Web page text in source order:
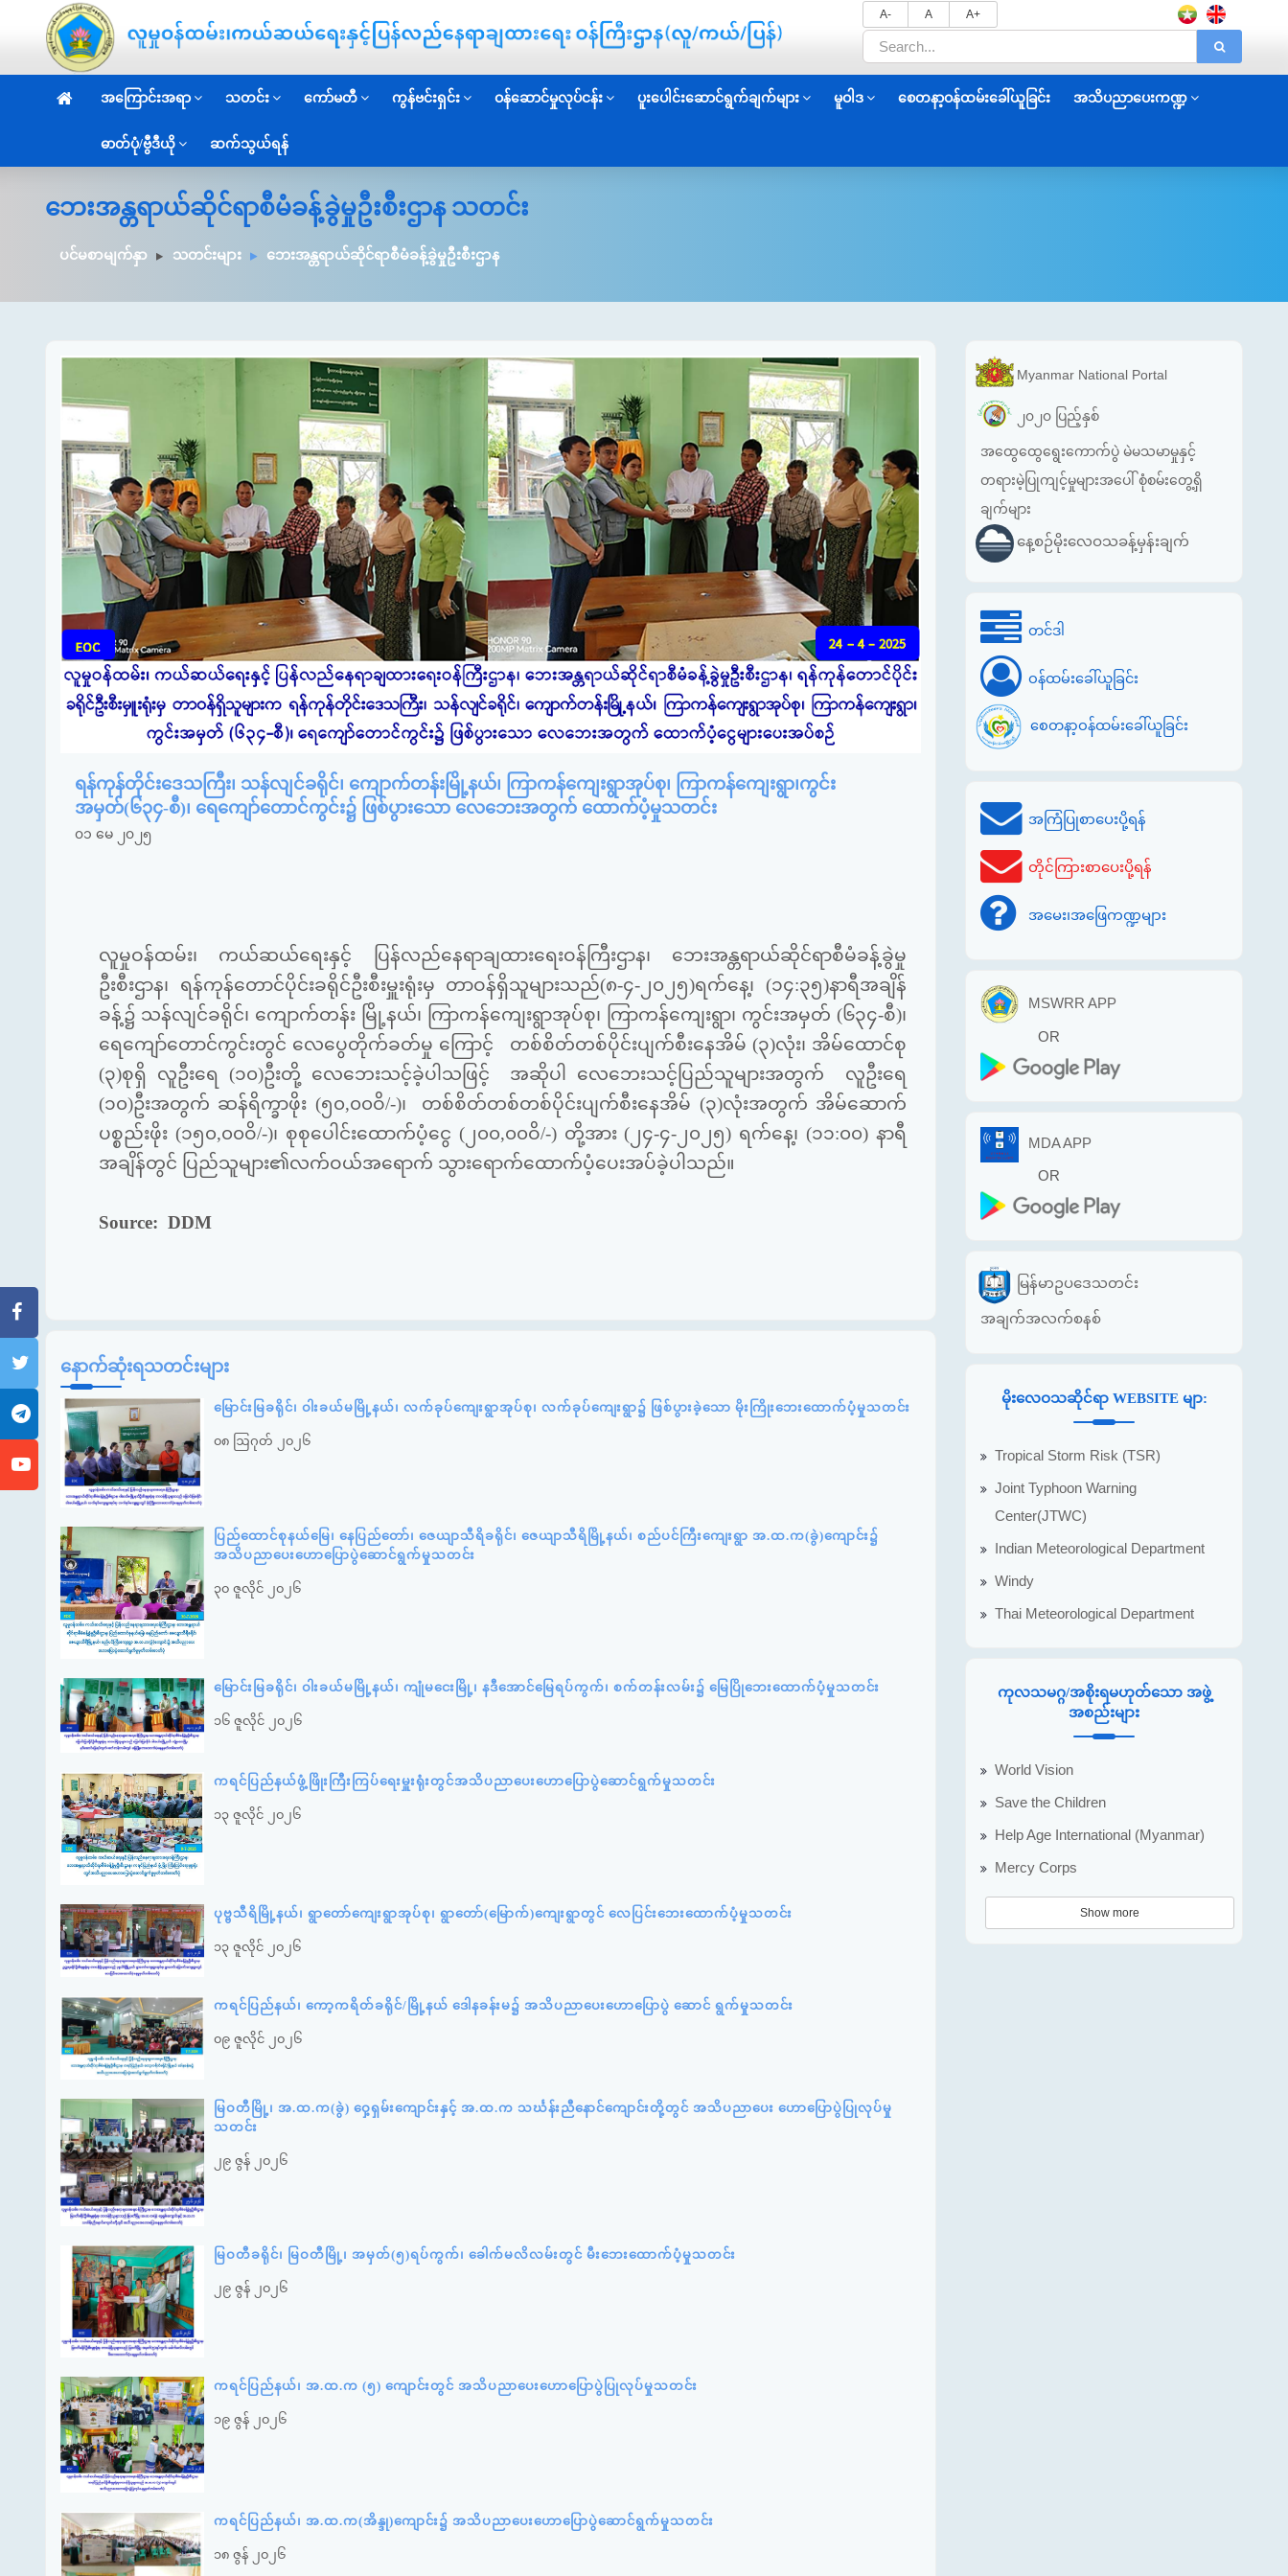
A- A A+
အကြောင်းအရာ သတင်း ကော်မတီ ကွန်ဗင်းရှင်း ဝန်ဆောင်မှုလုပ်ငန်း ပူးပေါင်းဆောင်ရွက်ချက်များ မူဝါဒ စေတနာ့ဝန်ထမ်းခေါ်ယူခြင်း အသိပညာပေးကဏ္ဍ
ဓာတ်ပုံ/ဗွီဒီယို ဆက်သွယ်ရန်
ဘေးအန္တရာယ်ဆိုင်ရာစီမံခန့်ခွဲမှုဦးစီးဌာန သတင်း
ပင်မစာမျက်နှာ သတင်းများ ဘေးအန္တရာယ်ဆိုင်ရာစီမံခန့်ခွဲမှုဦးစီးဌာန
ရန်ကုန်တိုင်းဒေသကြီး၊ သန်လျင်ခရိုင်၊ ကျောက်တန်းမြို့နယ်၊ ကြာကန်ကျေးရွာအုပ်စု၊ ကြာကန်ကျေးရွာ၊ကွင်း
အမှတ်(၆၃၄-စီ)၊ ရေကျော်တောင်ကွင်း၌ ဖြစ်ပွားသော လေဘေးအတွက် ထောက်ပံ့မှုသတင်း
၀၁ မေ ၂၀၂၅
လူမှုဝန်ထမ်း၊ ကယ်ဆယ်ရေးနှင့် ပြန်လည်နေရာချထားရေးဝန်ကြီးဌာန၊ ဘေးအန္တရာယ်ဆိုင်ရာစီမံခန့်ခွဲမှု
ဦးစီးဌာန၊ ရန်ကုန်တောင်ပိုင်းခရိုင်ဦးစီးမှူးရုံးမှ တာဝန်ရှိသူများသည်(၈-၄-၂၀၂၅)ရက်နေ့၊ (၁၄:၃၅)နာရီအချိန်
ခန့်၌ သန်လျင်ခရိုင်၊ ကျောက်တန်း မြို့နယ်၊ ကြာကန်ကျေးရွာအုပ်စု၊ ကြာကန်ကျေးရွာ၊ ကွင်းအမှတ် (၆၃၄-စီ)၊
ရေကျော်တောင်ကွင်းတွင် လေပွေတိုက်ခတ်မှု ကြောင့် တစ်စိတ်တစ်ပိုင်းပျက်စီးနေအိမ် (၃)လုံး၊ အိမ်ထောင်စု
(၃)စုရှိ လူဦးရေ (၁၀)ဦးတို့ လေဘေးသင့်ခဲ့ပါသဖြင့် အဆိုပါ လေဘေးသင့်ပြည်သူများအတွက် လူဦးရေ
(၁၀)ဦးအတွက် ဆန်ရိက္ခာဖိုး (၅၀,၀၀ဝိ/-)၊ တစ်စိတ်တစ်တစ်ပိုင်းပျက်စီးနေအိမ် (၃)လုံးအတွက် အိမ်ဆောက်
ပစ္စည်းဖိုး (၁၅၀,၀၀ဝိ/-)၊ စုစုပေါင်းထောက်ပံ့ငွေ (၂၀၀,၀၀ဝိ/-) တို့အား (၂၄-၄-၂၀၂၅) ရက်နေ့၊ (၁၁:၀၀) နာရီ
အချိန်တွင် ပြည်သူများ၏လက်ဝယ်အရောက် သွားရောက်ထောက်ပံ့ပေးအပ်ခဲ့ပါသည်။
Source: DDM
နောက်ဆုံးရသတင်းများ
မြောင်းမြခရိုင်၊ ဝါးခယ်မမြို့နယ်၊ လက်ခုပ်ကျေးရွာအုပ်စု၊ လက်ခုပ်ကျေးရွာ၌ ဖြစ်ပွားခဲ့သော မိုးကြိုးဘေးထောက်ပံ့မှုသတင်း
၀၈ ဩဂုတ် ၂၀၂၆
ပြည်ထောင်စုနယ်မြေ၊ နေပြည်တော်၊ ဇေယျာသီရိခရိုင်၊ ဇေယျာသီရိမြို့နယ်၊ စည်ပင်ကြီးကျေးရွာ အ.ထ.က(ခွဲ)ကျောင်း၌
အသိပညာပေးဟောပြောပွဲဆောင်ရွက်မှုသတင်း
၃၀ ဇူလိုင် ၂၀၂၆
မြောင်းမြခရိုင်၊ ဝါးခယ်မမြို့နယ်၊ ကျုံမငေးမြို့၊ နဒီအောင်မြေရပ်ကွက်၊ စက်တန်းလမ်း၌ မြေပြိုဘေးထောက်ပံ့မှုသတင်း
၁၆ ဇူလိုင် ၂၀၂၆
ကရင်ပြည်နယ်ဖွံ့ဖြိုးကြီးကြပ်ရေးမှူးရုံးတွင်အသိပညာပေးဟောပြောပွဲဆောင်ရွက်မှုသတင်း
၁၃ ဇူလိုင် ၂၀၂၆
ပုဗ္ဗသီရိမြို့နယ်၊ ရွာတော်ကျေးရွာအုပ်စု၊ ရွာတော်(မြောက်)ကျေးရွာတွင် လေပြင်းဘေးထောက်ပံ့မှုသတင်း
၁၃ ဇူလိုင် ၂၀၂၆
ကရင်ပြည်နယ်၊ ကော့ကရိတ်ခရိုင်/မြို့နယ် ဒေါနခန်းမ၌ အသိပညာပေးဟောပြောပွဲ ဆောင် ရွက်မှုသတင်း
၀၉ ဇူလိုင် ၂၀၂၆
မြဝတီမြို့၊ အ.ထ.က(ခွဲ) ဝှေ့ရှမ်းကျောင်းနှင့် အ.ထ.က သင်္ဃန်းညီနောင်ကျောင်းတို့တွင် အသိပညာပေး ဟောပြောပွဲပြုလုပ်မှု
သတင်း
၂၉ ဇွန် ၂၀၂၆
မြဝတီခရိုင်၊ မြဝတီမြို့၊ အမှတ်(၅)ရပ်ကွက်၊ ခေါက်မလိလမ်းတွင် မီးဘေးထောက်ပံ့မှုသတင်း
၂၉ ဇွန် ၂၀၂၆
ကရင်ပြည်နယ်၊ အ.ထ.က (၅) ကျောင်းတွင် အသိပညာပေးဟောပြောပွဲပြုလုပ်မှုသတင်း
၁၉ ဇွန် ၂၀၂၆
ကရင်ပြည်နယ်၊ အ.ထ.က(အိန္ဒု)ကျောင်း၌ အသိပညာပေးဟောပြောပွဲဆောင်ရွက်မှုသတင်း
၁၈ ဇွန် ၂၀၂၆
Myanmar National Portal
၂၀၂၀ ပြည့်နှစ်
အထွေထွေရွေးကောက်ပွဲ မဲမသမာမှုနှင့်
တရားမဲ့ပြုကျင့်မှုများအပေါ် စုံစမ်းတွေ့ရှိ
ချက်များ
နေ့စဉ်မိုးလေဝသခန့်မှန်းချက်
တင်ဒါ
ဝန်ထမ်းခေါ်ယူခြင်း
စေတနာ့ဝန်ထမ်းခေါ်ယူခြင်း
အကြံပြုစာပေးပို့ရန်
တိုင်ကြားစာပေးပို့ရန်
အမေး၊အဖြေကဏ္ဍများ
MSWRR APP
OR
MDA APP
OR
မြန်မာဥပဒေသတင်း
အချက်အလက်စနစ်
မိုးလေဝသဆိုင်ရာ WEBSITE မျာ:
Tropical Storm Risk (TSR)
Joint Typhoon Warning
Center(JTWC)
Indian Meteorological Department
Windy
Thai Meteorological Department
ကုလသမဂ္ဂ/အစိုးရမဟုတ်သော အဖွဲ့
အစည်းများ
World Vision
Save the Children
Help Age International (Myanmar)
Mercy Corps
Show more